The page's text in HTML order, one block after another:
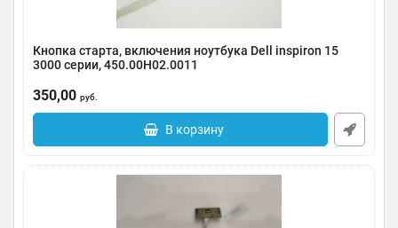
Кнопка старта, включения ноутбука Dell inspiron 15
3000 серии, 450.00H02.0011
350,00 руб.
В корзину